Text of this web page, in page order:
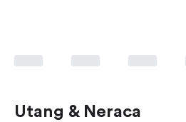
Utang & Neraca